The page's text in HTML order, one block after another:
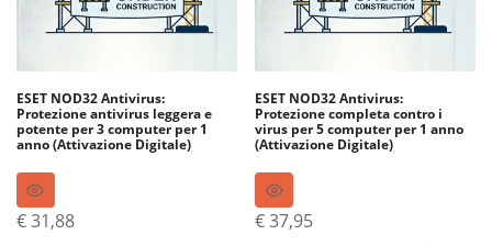
ESET NOD32 Antivirus:
Protezione antivirus leggera e
potente per 3 computer per 1
anno (Attivazione Digitale)
€31,88
ESET NOD32 Antivirus:
Protezione completa contro i
virus per 5 computer per 1 anno
(Attivazione Digitale)
€37,95